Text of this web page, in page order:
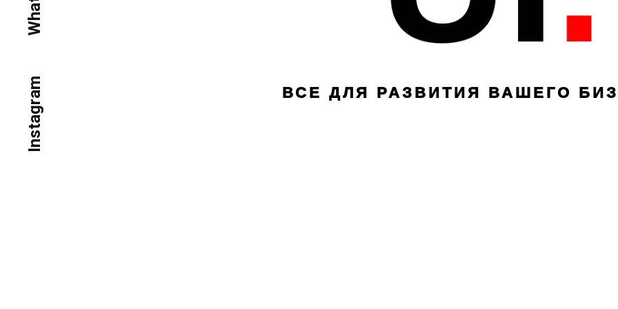
Instagram ВСЕ ДЛЯ РАЗВИТИЯ ВАШЕГО